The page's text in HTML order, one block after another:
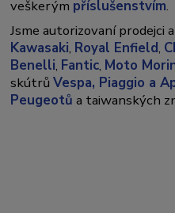
veškerým příslušenstvím.
Jsme autorizovaní prodejci
Kawasaki, Royal Enfield,
Benelli, Fantic, Moto
skútrůVespa, Piaggio a
Peugeotů a taiwanských